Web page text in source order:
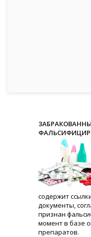
содержит
документы,
признан
момент в базе
препаратов.